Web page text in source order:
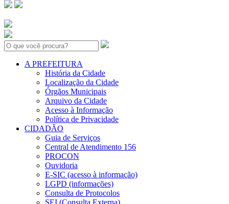
Search:
A PREFEITURA
História da Cidade
Localização da Cidade
Órgãos Municipais
Arquivo da Cidade
Acesso à Informação
Política de Privacidade
CIDADÃO
Guia de Serviços
Central de Atendimento 156
PROCON
Ouvidoria
E-SIC (acesso à informação)
LGPD (informações)
Consulta de Protocolos